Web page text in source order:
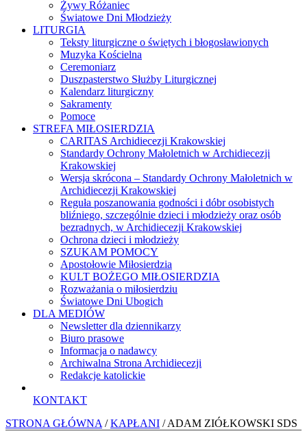
Żywy Różaniec
Światowe Dni Młodzieży
LITURGIA
Teksty liturgiczne o świętych i błogosławionych
Muzyka Kościelna
Ceremoniarz
Duszpasterstwo Służby Liturgicznej
Kalendarz liturgiczny
Sakramenty
Pomoce
STREFA MIŁOSIERDZIA
CARITAS Archidiecezji Krakowskiej
Standardy Ochrony Małoletnich w Archidiecezji
Krakowskiej
Wersja skrócona – Standardy Ochrony Małoletnich w
Archidiecezji Krakowskiej
Reguła poszanowania godności i dóbr osobistych
bliźniego, szczególnie dzieci i młodzieży oraz osób
bezradnych, w Archidiecezji Krakowskiej
Ochrona dzieci i młodzieży
SZUKAM POMOCY
Apostołowie Miłosierdzia
KULT BOŻEGO MIŁOSIERDZIA
Rozważania o miłosierdziu
Światowe Dni Ubogich
DLA MEDIÓW
Newsletter dla dziennikarzy
Biuro prasowe
Informacja o nadawcy
Archiwalna Strona Archidiecezji
Redakcje katolickie
KONTAKT
STRONA GŁÓWNA /KAPŁANI / ADAM ZIÓŁKOWSKI SDS